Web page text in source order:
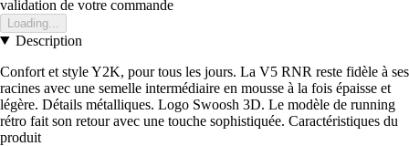
validation de votre commande
Loading...
Description
Confort et style Y2K, pour tous les jours. La V5 RNR reste fidèle à ses
racines avec une semelle intermédiaire en mousse à la fois épaisse et
légère. Détails métalliques. Logo Swoosh 3D. Le modèle de running
rétro fait son retour avec une touche sophistiquée. Caractéristiques du
produit